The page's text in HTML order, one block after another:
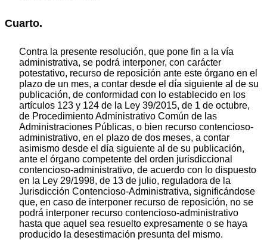
Cuarto.
Contra la presente resolución, que pone fin a la vía
administrativa, se podrá interponer, con carácter
potestativo, recurso de reposición ante este órgano en el
plazo de un mes, a contar desde el día siguiente al de su
publicación, de conformidad con lo establecido en los
artículos 123 y 124 de la Ley 39/2015, de 1 de octubre,
de Procedimiento Administrativo Común de las
Administraciones Públicas, o bien recurso contencioso-
administrativo, en el plazo de dos meses, a contar
asimismo desde el día siguiente al de su publicación,
ante el órgano competente del orden jurisdiccional
contencioso-administrativo, de acuerdo con lo dispuesto
en la Ley 29/1998, de 13 de julio, reguladora de la
Jurisdicción Contencioso-Administrativa, significándose
que, en caso de interponer recurso de reposición, no se
podrá interponer recurso contencioso-administrativo
hasta que aquel sea resuelto expresamente o se haya
producido la desestimación presunta del mismo.